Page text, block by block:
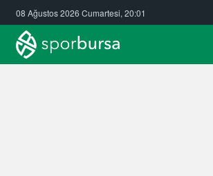
08 Ağustos 2026 Cumartesi, 20:01